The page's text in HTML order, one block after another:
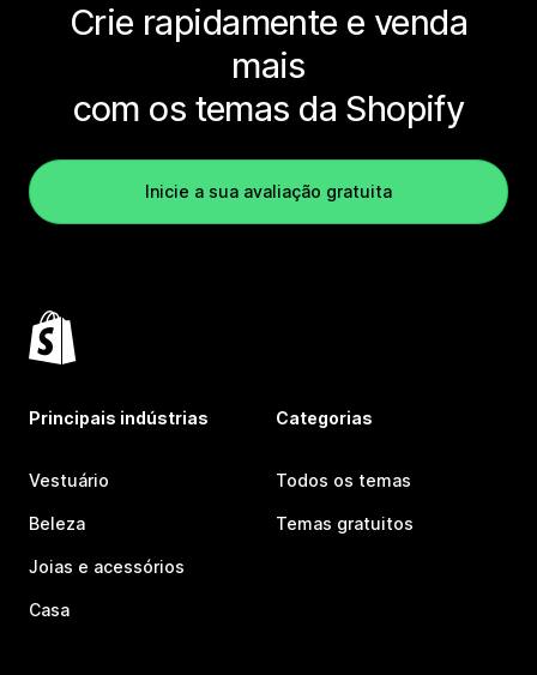
Crie rapidamente e venda
mais
com os temas da Shopify
Inicie a sua avaliação gratuita
Principais indústrias
Vestuário
Beleza
Joias e acessórios
Casa
Categorias
Todos os temas
Temas gratuitos